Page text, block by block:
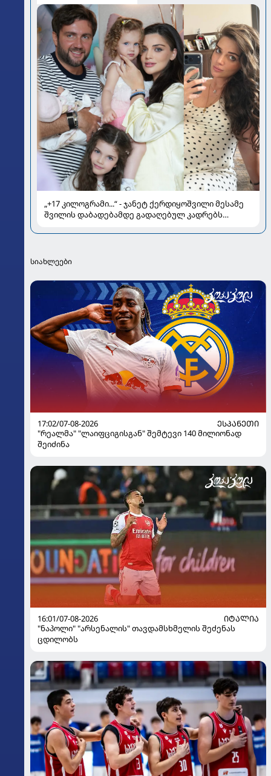
„+17 კილოგრამი...“ - ჯანეტ ქერდიყოშვილი მესამე
შვილის დაბადებამდე გადაღებულ კადრებს
სიახლეები
17:02/07-08-2026
ᲔᲡᲞᲐᲜᲔᲗᲘ
"რეალმა" "ლაიფციგისგან" შემტევი 140 მილიონად
შეიძინა
16:01/07-08-2026
ᲘᲢᲐᲚᲘᲐ
"ნაპოლი" "არსენალის" თავდამსხმელის შეძენას
ცდილობს